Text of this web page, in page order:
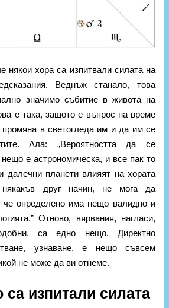
някои хора са изпитвали силата на
Веднъж станало, това
значимо събитие в живота на
е така, защото е въпрос на време
промяна в светогледа им и да им се
Ала: „Вероятността да се
е астрономическа, и все пак то
далечни планети влияят на хората
друг начин, не мога да
че определено има нещо валидно и
Отново, вярвания, нагласи,
са едно нещо. Директно
узнаване, е нещо съвсем
не може да ви отнеме.
са изпитали силата